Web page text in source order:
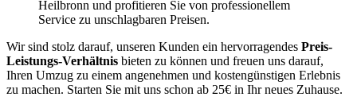
Heilbronn und profitieren Sie von professionellem
Service zu unschlagbaren Preisen.
Wir sind stolz darauf, unseren Kunden ein hervorragendes Preis-
Leistungs-Verhältnis bieten zu können und freuen uns darauf,
Ihren Umzug zu einem angenehmen und kostengünstigen Erlebnis
zu machen. Starten Sie mit uns schon ab 25€ in Ihr neues Zuhause.